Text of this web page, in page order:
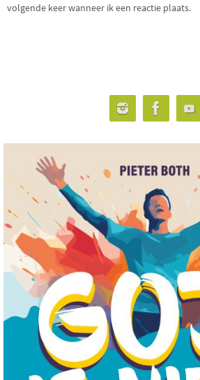
volgende keer wanneer ik een reactie plaats.